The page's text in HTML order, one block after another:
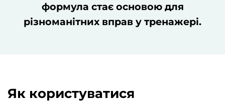
формула стає основою для
різноманітних вправ у тренажері.
Як користуватися